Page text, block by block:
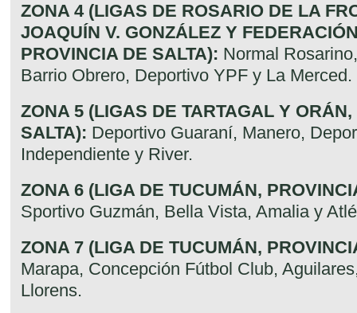
ZONA 4 (LIGAS DE ROSARIO DE LA
JOAQUÍN V. GONZÁLEZ Y
PROVINCIA DE SALTA): Normal
Barrio Obrero, Deportivo YPF y La Merced.
ZONA 5 (LIGAS DE TARTAGAL Y
SALTA): Deportivo Guaraní, Manero,
Independiente y River.
ZONA 6 (LIGA DE TUCUMÁN,
Sportivo Guzmán, Bella Vista, Amalia y
ZONA 7 (LIGA DE TUCUMÁN,
Marapa, Concepción Fútbol Club,
Llorens.